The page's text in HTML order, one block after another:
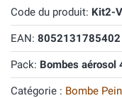
Code du produit: Kit2-
EAN: 8052131785402
Pack: Bombes aérosol
Catégorie : Bombe